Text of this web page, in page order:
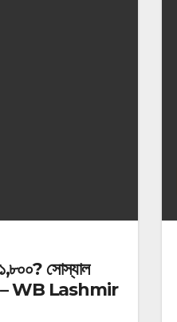
১,৮০০? সোস্যাল
– WB Lashmir